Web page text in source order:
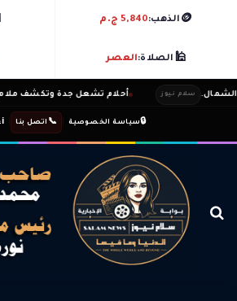
🪙 الذهب:5,840 ج.م
🕌 الصلاة:العصر
سلام نيوز أحلام تشعل جدة وتكشف ملامح
🔒سياسة الخصوصية 📞 اتصل بنا ℹ️
بحث عن